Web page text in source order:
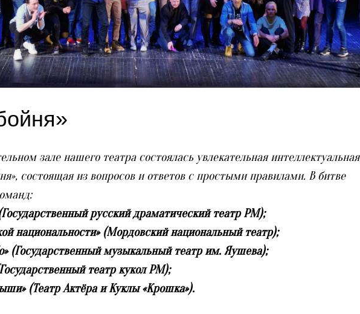
зале нашего театра состоялась увлекательная интеллектуальная
состоящая из вопросов и ответов с простыми правилами. В битве
русский драматический театр РМ);
национальности» (Мордовский национальный театр);
(Государственный музыкальный театр им. Яушева);
театр кукол РМ);
(Театр Актёра и Куклы «Крошка»).